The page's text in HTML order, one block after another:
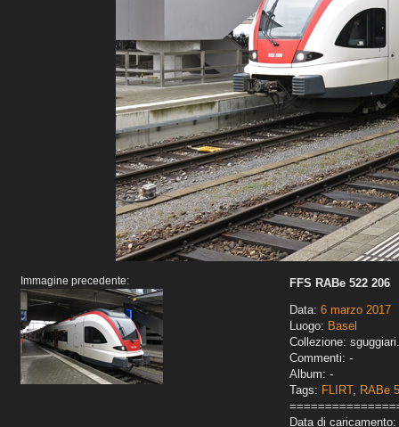
Immagine precedente:
FFS RABe 522 206
Data: 6 marzo 2017
Luogo: Basel
Collezione:
Commenti: -
Album: -
Tags: FLIRT, RABe
Data di